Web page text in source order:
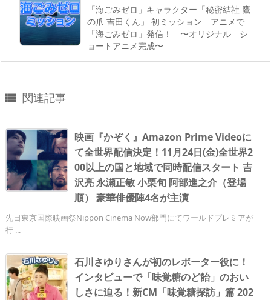
「海ごみゼロ」キャラクター「秘密結社 鷹
の爪 吉田くん」 初ミッション アニメで
「海ごみゼロ」発信！ 〜オリジナル シ
ョートアニメ完成〜
 関連記事
映画『かぞく』Amazon Prime Videoに
て全世界配信決定！11月24日(金)全世界2
00以上の国と地域で同時配信スタート 吉
沢亮 永瀬正敏 小栗旬 阿部進之介（登場
順） 豪華俳優陣4名が主演
先日東京国際映画祭Nippon Cinema Now部門にてワールドプレミアが
行 ...
石川さゆりさんが初のレポーター役に！
インタビューで「味覚糖のど飴󠄀」のおい
しさに迫る！新CM「味覚糖探訪」篇 202